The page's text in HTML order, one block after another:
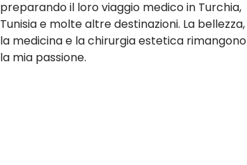
preparando il loro viaggio medico in Turchia,
Tunisia e molte altre destinazioni. La bellezza,
la medicina e la chirurgia estetica rimangono
la mia passione.